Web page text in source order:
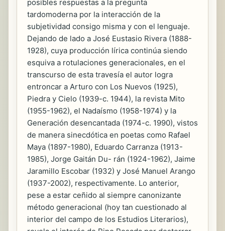
posibles respuestas a la pregunta
tardomoderna por la interacción de la
subjetividad consigo misma y con el lenguaje.
Dejando de lado a José Eustasio Rivera (1888-
1928), cuya producción lírica continúa siendo
esquiva a rotulaciones generacionales, en el
transcurso de esta travesía el autor logra
entroncar a Arturo con Los Nuevos (1925),
Piedra y Cielo (1939-c. 1944), la revista Mito
(1955-1962), el Nadaísmo (1958-1974) y la
Generación desencantada (1974-c. 1990), vistos
de manera sinecdótica en poetas como Rafael
Maya (1897-1980), Eduardo Carranza (1913-
1985), Jorge Gaitán Du- rán (1924-1962), Jaime
Jaramillo Escobar (1932) y José Manuel Arango
(1937-2002), respectivamente. Lo anterior,
pese a estar ceñido al siempre canonizante
método generacional (hoy tan cuestionado al
interior del campo de los Estudios Literarios),